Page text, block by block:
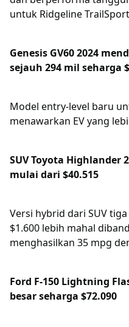
untuk Ridgeline
Genesis GV60 2024
sejauh 294 mil seharga
Model entry-level baru
menawarkan EV yang
SUV Toyota Highlander
mulai dari $40.515
Versi hybrid dari SUV
$1.600 lebih mahal
menghasilkan 35 mpg
Ford F-150 Lightning
besar seharga $72.090